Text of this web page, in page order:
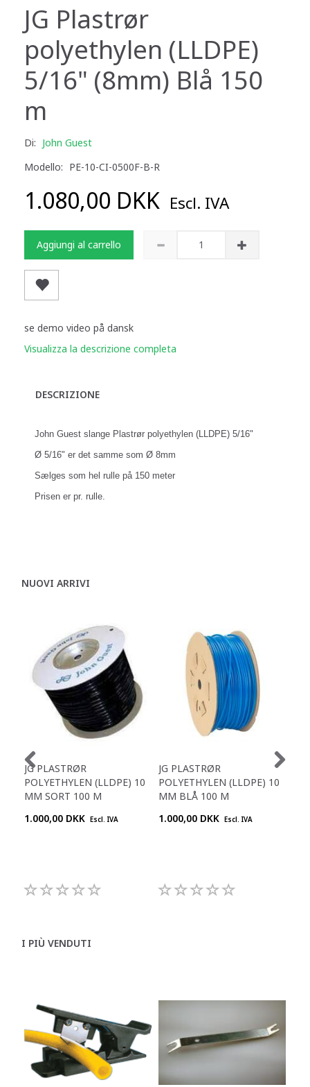
JG Plastrør
polyethylen (LLDPE)
5/16" (8mm) Blå 150
m
Di: John Guest
Modello: PE-10-CI-0500F-B-R
1.080,00 DKK Escl. IVA
Aggiungi al carrello
se demo video på dansk
Visualizza la descrizione completa
DESCRIZIONE
John Guest slange Plastrør polyethylen (LLDPE) 5/16"
Ø 5/16" er det samme som Ø 8mm
Sælges som hel rulle på 150 meter
Prisen er pr. rulle.
NUOVI ARRIVI
JG PLASTRØR
POLYETHYLEN (LLDPE) 10
MM SORT 100 M
1.000,00 DKK Escl. IVA
JG PLASTRØR
POLYETHYLEN (LLDPE) 10
MM BLÅ 100 M
1.000,00 DKK Escl. IVA
I PIÙ VENDUTI